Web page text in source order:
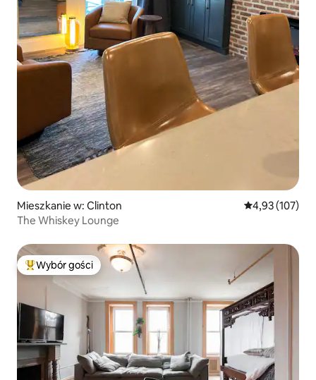
Mieszkanie w: Clinton Średnia
4,93 (107)
The Whiskey Lounge
Najpopularniejsze z kategorii Wybór gości
Wybór gości